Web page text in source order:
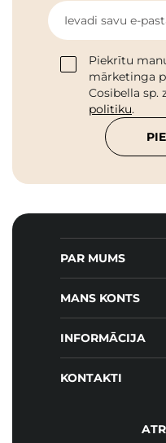
Ievadi savu e-
Piekrītu
mārketinga
Cosibella sp.
politiku.
PAR MUMS
MANS KONTS
INFORMĀCIJA
KONTAKTI